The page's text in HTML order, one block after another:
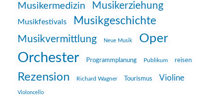
Musikermedizin Musikerziehung
Musikfestivals Musikgeschichte
Musikvermittlung Neue Musik Oper
Orchester Programmplanung Publikum reisen
Rezension Richard Wagner Tourismus Violine
Violoncello